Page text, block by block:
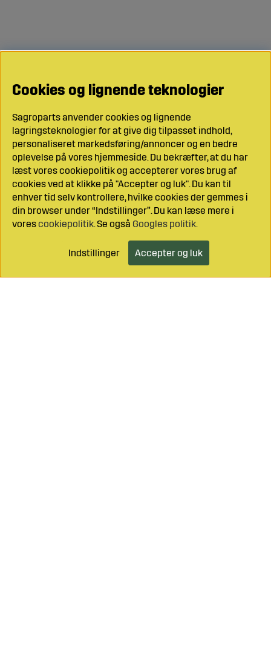
Læg i indkøbsvognen
Cookies og lignende teknologier
Sagroparts anvender cookies og lignende
lagringsteknologier for at give dig tilpasset indhold,
personaliseret markedsføring/annoncer og en bedre
oplevelse på vores hjemmeside. Du bekræfter, at du har
læst vores cookiepolitik og accepterer vores brug af
cookies ved at klikke på "Accepter og luk". Du kan til
enhver tid selv kontrollere, hvilke cookies der gemmes i
din browser under “Indstillinger”. Du kan læse mere i
vorescookiepolitik. Se også Googles politik.
Indstillinger Accepter og luk